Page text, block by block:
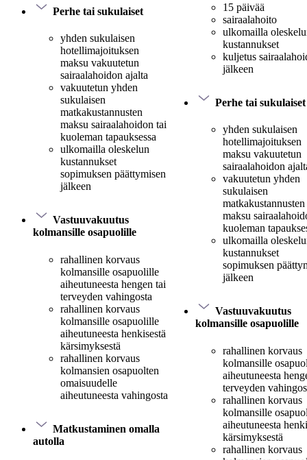
Perhe tai sukulaiset
yhden sukulaisen
hotellimajoituksen
maksu vakuutetun
sairaalahoidon ajalta
vakuutetun yhden
sukulaisen
matkakustannusten
maksu sairaalahoidon tai
kuoleman tapauksessa
ulkomailla oleskelun
kustannukset
sopimuksen päättymisen
jälkeen
Vastuuvakuutus
kolmansille osapuolille
rahallinen korvaus
kolmansille osapuolille
aiheutuneesta hengen tai
terveyden vahingosta
rahallinen korvaus
kolmansille osapuolille
aiheutuneesta henkisestä
kärsimyksestä
rahallinen korvaus
kolmansien osapuolten
omaisuudelle
aiheutuneesta vahingosta
Matkustaminen omalla
autolla
15 päivää
sairaalahoito
ulkomailla
kustannukset
kuljetus
jälkeen
Perhe tai sukulaiset
yhden sukulaisen
hotellimajoituksen
maksu vakuutetun
sairaalahoidon
vakuutetun yhden
sukulaisen
matkakustannusten
maksu
kuoleman
ulkomailla
kustannukset
sopimuksen
jälkeen
Vastuuvakuutus
kolmansille osapuolille
rahallinen korvaus
kolmansille
aiheutuneesta
terveyden
rahallinen korvaus
kolmansille
aiheutuneesta
kärsimyksestä
rahallinen korvaus